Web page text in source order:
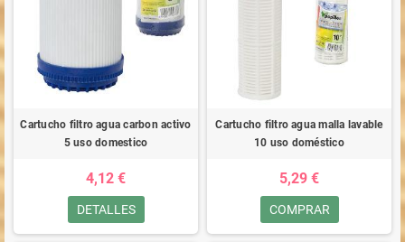
Cartucho filtro agua carbon activo
5 uso domestico
4,12 €
DETALLES
Cartucho filtro agua malla lavable
10 uso doméstico
5,29 €
COMPRAR